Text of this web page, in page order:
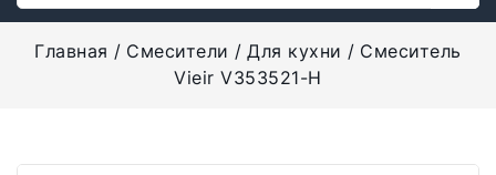
Главная Смесители Для кухни
Смеситель
Vieir V353521-H